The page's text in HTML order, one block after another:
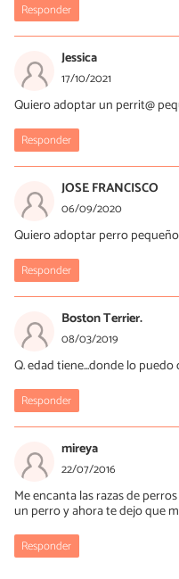
Responder
Jessica
17/10/2021
Quiero adoptar un perrit@
Responder
JOSE FRANCISCO
06/09/2020
Quiero adoptar perro pequeño
Responder
Boston Terrier.
08/03/2019
Q. edad tiene...donde lo
Responder
mireya
22/07/2016
Me encanta las razas de
un perro y ahora te dejo que
Responder